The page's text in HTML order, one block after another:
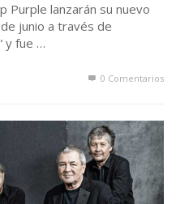
Purple lanzarán su nuevo
junio a través de
y fue …
0 Comentarios